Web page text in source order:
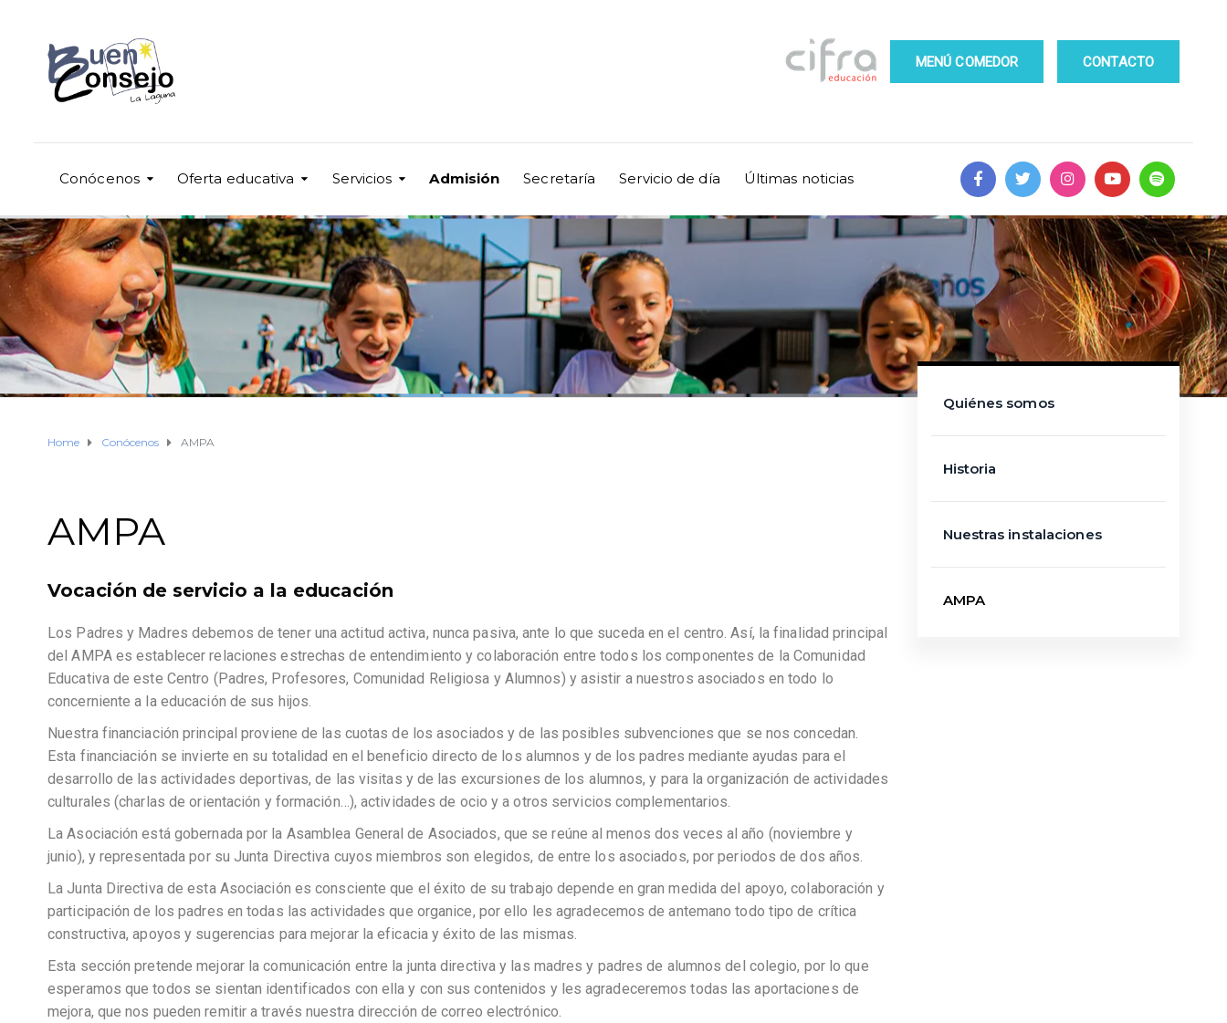
CONTACTO
MENÚ COMEDOR
Conócenos Oferta educativa Servicios Admisión Secretaría Servicio de día Últimas noticias
Home Conócenos AMPA
AMPA
Vocación de servicio a la educación
Los Padres y Madres debemos de tener una actitud activa, nunca pasiva, ante lo que suceda en el centro. Así, la finalidad principal
del AMPA es establecer relaciones estrechas de entendimiento y colaboración entre todos los componentes de la Comunidad
Educativa de este Centro (Padres, Profesores, Comunidad Religiosa y Alumnos) y asistir a nuestros asociados en todo lo
concerniente a la educación de sus hijos.
Nuestra financiación principal proviene de las cuotas de los asociados y de las posibles subvenciones que se nos concedan.
Esta financiación se invierte en su totalidad en el beneficio directo de los alumnos y de los padres mediante ayudas para el
desarrollo de las actividades deportivas, de las visitas y de las excursiones de los alumnos, y para la organización de actividades
culturales (charlas de orientación y formación…), actividades de ocio y a otros servicios complementarios.
La Asociación está gobernada por la Asamblea General de Asociados, que se reúne al menos dos veces al año (noviembre y
junio), y representada por su Junta Directiva cuyos miembros son elegidos, de entre los asociados, por periodos de dos años.
La Junta Directiva de esta Asociación es consciente que el éxito de su trabajo depende en gran medida del apoyo, colaboración y
participación de los padres en todas las actividades que organice, por ello les agradecemos de antemano todo tipo de crítica
constructiva, apoyos y sugerencias para mejorar la eficacia y éxito de las mismas.
Esta sección pretende mejorar la comunicación entre la junta directiva y las madres y padres de alumnos del colegio, por lo que
esperamos que todos se sientan identificados con ella y con sus contenidos y les agradeceremos todas las aportaciones de
mejora, que nos pueden remitir a través nuestra dirección de correo electrónico.
Quiénes somos
Historia
Nuestras instalaciones
AMPA